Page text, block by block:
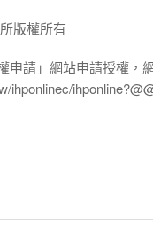
版權所有
請」網站申請授權，
ihponlinec/